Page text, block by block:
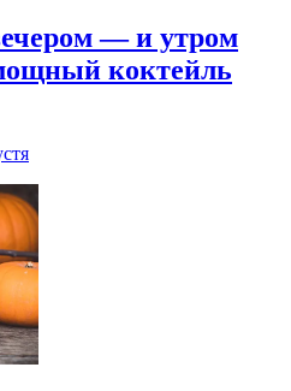
— и утром
коктейль